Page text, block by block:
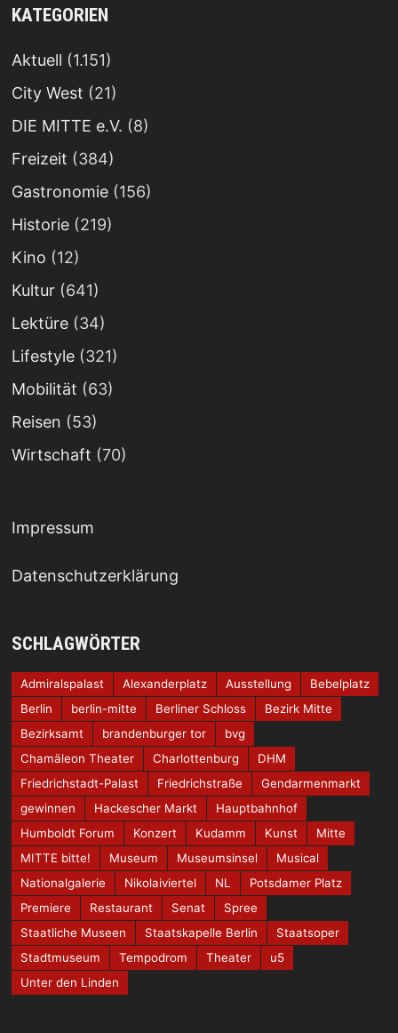
KATEGORIEN
Aktuell (1.151)
City West (21)
DIE MITTE e.V. (8)
Freizeit (384)
Gastronomie(156)
Historie(219)
Kino (12)
Kultur(641)
Lektüre(34)
Lifestyle(321)
Mobilität (63)
Reisen (53)
Wirtschaft (70)
Impressum
Datenschutzerklärung
SCHLAGWÖRTER
Admiralspalast Alexanderplatz Ausstellung
Bebelplatz
Berlin
berlin-mitte Berliner Schloss
Bezirk Mitte
Bezirksamt
brandenburger tor
bvg
Chamäleon Theater
Charlottenburg
DHM
Friedrichstadt-Palast
Friedrichstraße
Gendarmenmarkt
gewinnen
Hackescher Markt
Hauptbahnhof
Humboldt Forum
Konzert Kudamm Kunst
Mitte
MITTE bitte!
Museum Museumsinsel
Musical
Nationalgalerie
Nikolaiviertel NL
Potsdamer Platz
Premiere
Restaurant Senat
Spree
Staatliche Museen
Staatskapelle Berlin
Staatsoper
Stadtmuseum
Tempodrom Theater
u5
Unter den Linden